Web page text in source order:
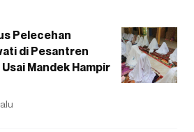
Pelecehan
di Pesantren
Mandek Hampir